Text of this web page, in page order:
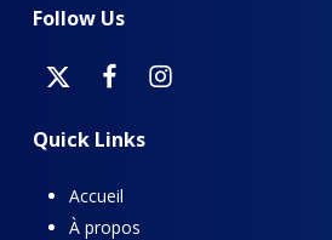
Follow Us
Quick Links
Accueil
À propos